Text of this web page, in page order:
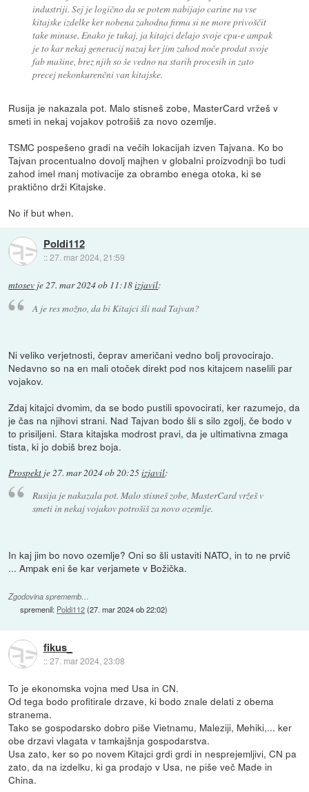
industriji. Sej je logično da se potem nabijajo carine na vse
kitajske izdelke ker nobena zahodna firma si ne more privoščit
take minuse. Enako je tukaj, ja kitajci delajo svoje cpu-e ampak
je to kar nekaj generacij nazaj ker jim zahod noče prodat svoje
fab mašine, brez njih so še vedno na starih procesih in zato
precej nekonkurenčni van kitajske.
Rusija je nakazala pot. Malo stisneš zobe, MasterCard vržeš v
smeti in nekaj vojakov potrošiš za novo ozemlje.
TSMC pospešeno gradi na večih lokacijah izven Tajvana. Ko bo
Tajvan procentualno dovolj majhen v globalni proizvodnji bo tudi
zahod imel manj motivacije za obrambo enega otoka, ki se
praktično drži Kitajske.
No if but when.
Poldi112
::27. mar 2024, 21:59
mtosev je27. mar 2024 ob 11:18izjavil:
A je res možno, da bi Kitajci šli nad Tajvan?
Ni veliko verjetnosti, čeprav američani vedno bolj provocirajo.
Nedavno so na en mali otoček direkt pod nos kitajcem naselili par
vojakov.
Zdaj kitajci dvomim, da se bodo pustili spovocirati, ker razumejo, da
je čas na njihovi strani. Nad Tajvan bodo šli s silo zgolj, če bodo v
to prisiljeni. Stara kitajska modrost pravi, da je ultimativna zmaga
tista, ki jo dobiš brez boja.
Prospekt je27. mar 2024 ob 20:25izjavil:
Rusija je nakazala pot. Malo stisneš zobe, MasterCard vržeš v
smeti in nekaj vojakov potrošiš za novo ozemlje.
In kaj jim bo novo ozemlje? Oni so šli ustaviti NATO, in to ne prvič
... Ampak eni še kar verjamete v Božička.
Zgodovina sprememb…
spremenil: Poldi112(27. mar 2024 ob 22:02)
fikus_
::27. mar 2024, 23:08
To je ekonomska vojna med Usa in CN.
Od tega bodo profitirale drzave, ki bodo znale delati z obema
stranema.
Tako se gospodarsko dobro piše Vietnamu, Maleziji, Mehiki,... ker
obe drzavi vlagata v tamkajšnja gospodarstva.
Usa zato, ker so po novem Kitajci grdi grdi in nesprejemljivi, CN pa
zato, da na izdelku, ki ga prodajo v Usa, ne piše več Made in
China.